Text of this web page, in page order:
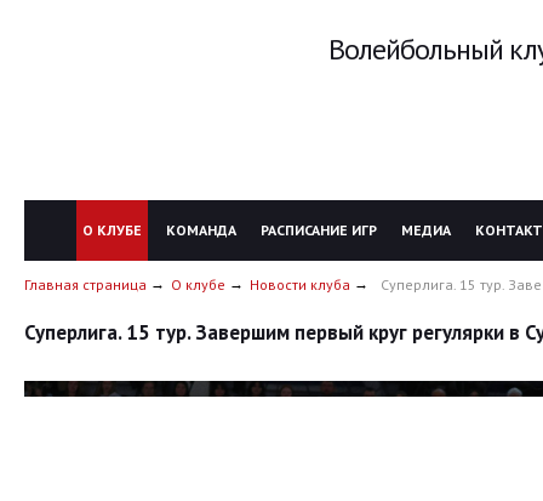
Волейбольный
О КЛУБЕ КОМАНДА РАСПИСАНИЕ ИГР МЕДИА
Главная страница О клубе Новости клуба Суперлига. 15 тур.
Суперлига. 15 тур. Завершим первый круг регулярки в